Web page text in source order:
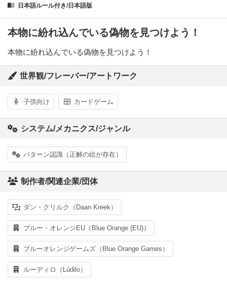
日本語ルール付き/日本語版
本物に紛れ込んでいる偽物を見つけよう！
本物に紛れ込んでいる偽物を見つけよう！
世界観/フレーバー/アートワーク
子供向け カードゲーム
システム/メカニクス/ジャンル
パターン認識（正解の絵が存在）
制作者/関連企業/団体
ダン・クリルク（Daan Kreek）
ブルー・オレンジEU（Blue Orange (EU)）
ブルーオレンジゲームズ（Blue Orange Games）
ルーディロ（Lúdilo）